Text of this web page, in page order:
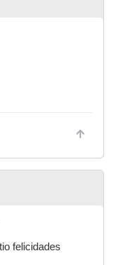
felicidades